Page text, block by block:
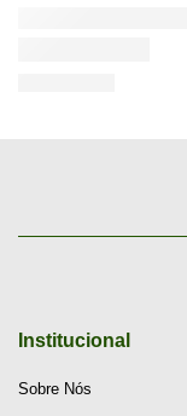
Institucional
Sobre Nós